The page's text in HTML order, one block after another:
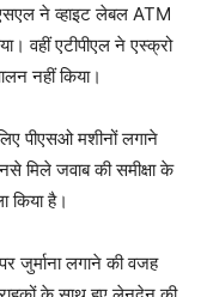
ने व्हाइट लेबल ATM
वहीं एटीपीएल ने एस्क्रो
नहीं किया।
पीएसओ मशीनों लगाने
मिले जवाब की समीक्षा के
किया है।
जुर्माना लगाने की वजह